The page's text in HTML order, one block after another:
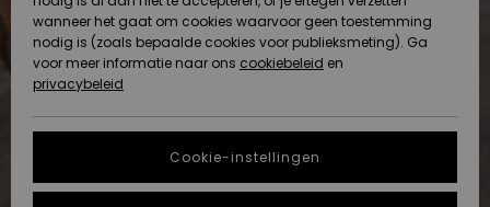
Nieuw
Highlights
Nieuw
Highlights
Gemeenschap
Regio- En
Taalinstellingen
Gegevensbescherming
gesprek om het
snelste
DUURZAAMHEID
wanneer het gaat om cookies waarvoor geen toestemming
nodig is (zoals bepaalde cookies voor publieksmeting). Ga
voor meer informatie naar ons cookiebeleid en
privacybeleid
Cookie-instellingen